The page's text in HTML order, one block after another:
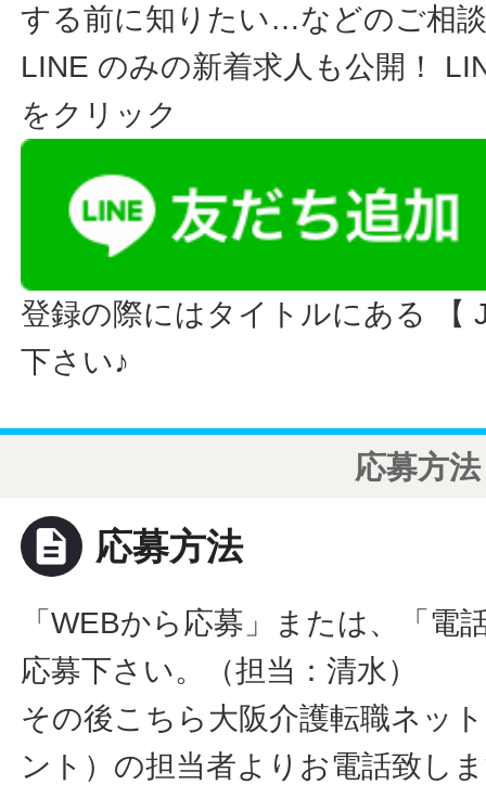
する前に知りたい…などのご相
LINE のみの新着求人も公開！
をクリック
登録の際にはタイトルにある 【
下さい♪
応募方法
description 応募方法
「WEBから応募」または、「電
応募下さい。（担当：清水）
その後こちら大阪介護転職ネッ
ント）の担当者よりお電話致し